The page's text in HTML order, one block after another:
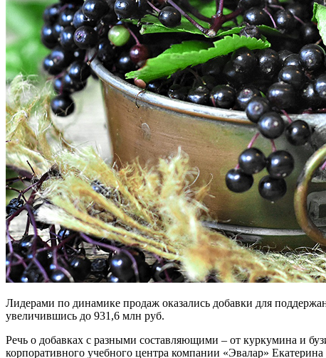
Лидерами по динамике продаж оказались добавки для
увеличившись до 931,6 млн руб.
Речь о добавках с разными составляющими – от куркумина и
корпоративного учебного центра компании «Эвалар»